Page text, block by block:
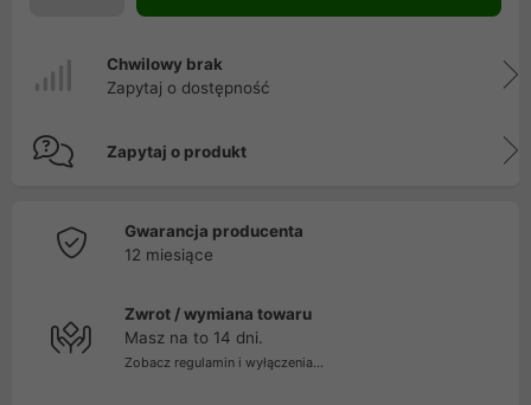
Chwilowy brak
Zapytaj o dostępność
Zapytaj o produkt
Gwarancja producenta
12 miesiące
Zwrot / wymiana towaru
Masz na to 14 dni.
Zobacz regulamin i wyłączenia...